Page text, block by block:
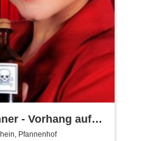
- Vorhang auf
Pfannenhof